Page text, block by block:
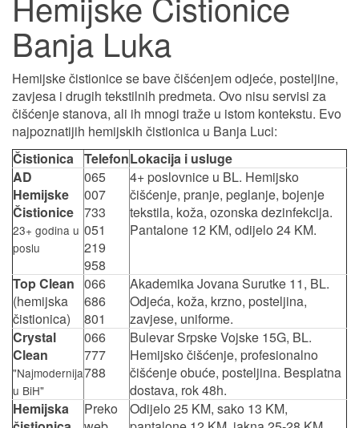
Banja Luka
Hemijske čistionice se bave čišćenjem odjeće, posteljine,
zavjesa i drugih tekstilnih predmeta. Ovo nisu servisi za
čišćenje stanova, ali ih mnogi traže u istom kontekstu. Evo
najpoznatijih hemijskih čistionica u Banja Luci:
Čistionica TelefonLokacija i usluge
AD
Hemijske
Čistionice
23+ godina u
poslu
065
007
733
051
219
958
4+ poslovnice u BL. Hemijsko
čišćenje, pranje, peglanje, bojenje
tekstila, koža, ozonska dezinfekcija.
Pantalone 12 KM, odijelo 24 KM.
Top Clean
(hemijska
čistionica)
066
686
801
Akademika Jovana Surutke 11, BL.
Odjeća, koža, krzno, posteljina,
zavjese, uniforme.
Crystal
Clean
"Najmodernija
u BiH"
066
777
788
Bulevar Srpske Vojske 15G, BL.
Hemijsko čišćenje, profesionalno
čišćenje obuće, posteljina. Besplatna
dostava, rok 48h.
Hemijska
Preko
Odijelo 25 KM, sako 13 KM,